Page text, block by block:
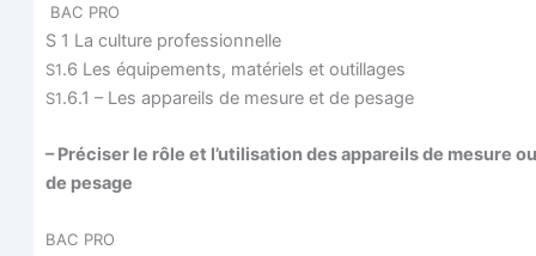
BAC PRO
S 1 La culture professionnelle
S1.6 Les équi­pe­ments, maté­riels et outillages
S1.6.1 – Les appa­reils de mesure et de pesage
– Pré­ci­ser le rôle et l’utilisation des appa­reils de mesure ou
de pesage
BAC PRO